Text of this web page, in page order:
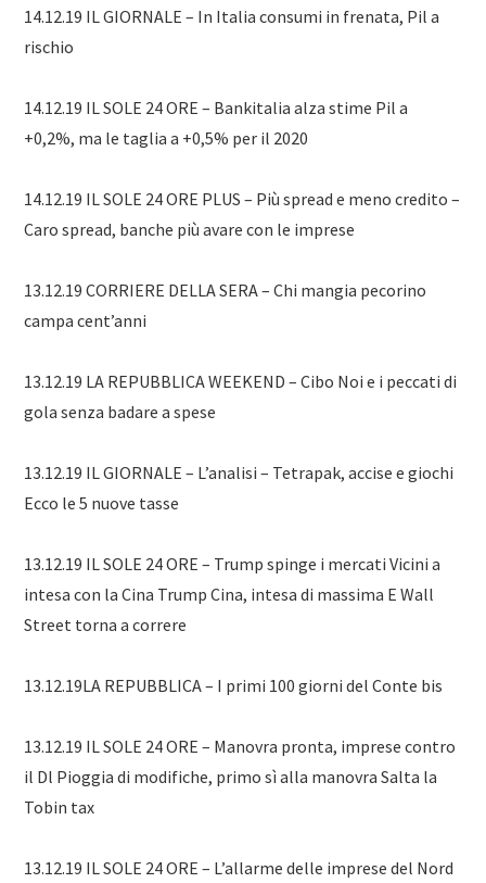
14.12.19 IL GIORNALE – In Italia consumi in frenata, Pil a
rischio
14.12.19 IL SOLE 24 ORE – Bankitalia alza stime Pil a
+0,2%, ma le taglia a +0,5% per il 2020
14.12.19 IL SOLE 24 ORE PLUS – Più spread e meno credito –
Caro spread, banche più avare con le imprese
13.12.19 CORRIERE DELLA SERA – Chi mangia pecorino
campa cent’anni
13.12.19 LA REPUBBLICA WEEKEND – Cibo Noi e i peccati di
gola senza badare a spese
13.12.19 IL GIORNALE – L’analisi – Tetrapak, accise e giochi
Ecco le 5 nuove tasse
13.12.19 IL SOLE 24 ORE – Trump spinge i mercati Vicini a
intesa con la Cina Trump Cina, intesa di massima E Wall
Street torna a correre
13.12.19LA REPUBBLICA – I primi 100 giorni del Conte bis
13.12.19 IL SOLE 24 ORE – Manovra pronta, imprese contro
il Dl Pioggia di modifiche, primo sì alla manovra Salta la
Tobin tax
13.12.19 IL SOLE 24 ORE – L’allarme delle imprese del Nord